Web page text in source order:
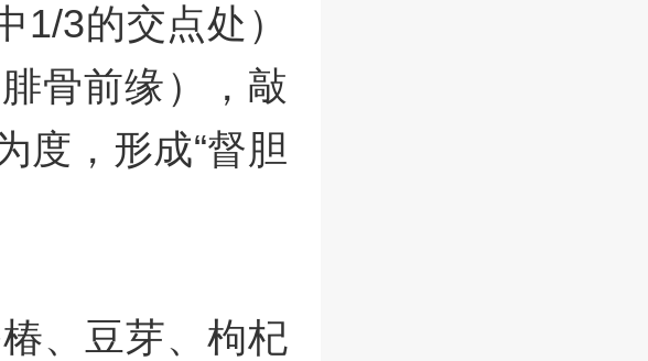
1/3的交点处）
骨前缘），敲
度，形成“督胆
、豆芽、枸杞